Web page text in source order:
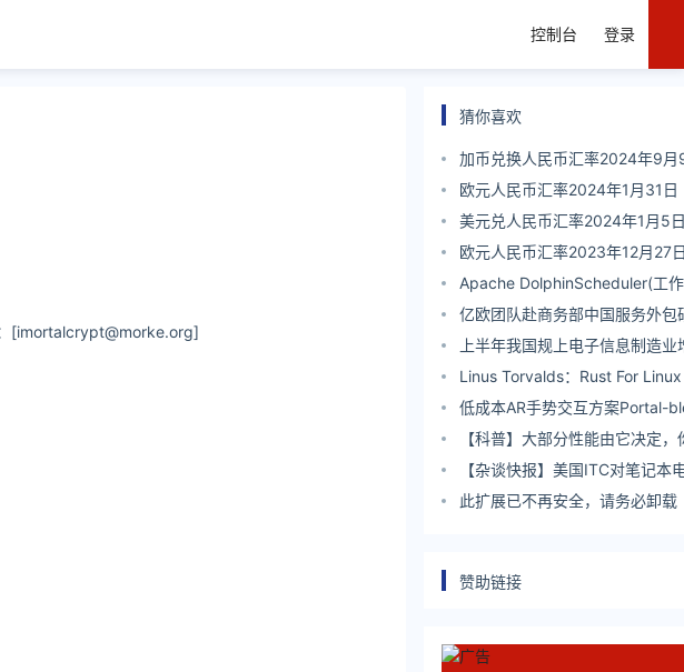
控制台 登录
[imortalcrypt@morke.org]
猜你喜欢
加币兑换人民币汇率2024年9月
欧元人民币汇率2024年1月31日
美元兑人民币汇率2024年1月5
欧元人民币汇率2023年12月27
Apache DolphinScheduler(工
系统)
亿欧团队赴商务部中国服务外包
学习 | 亿欧动态
上半年我国规上电子信息制造
长10.2%
Linus Torvalds：Rust For
到 Linux 5.20 内核中
低成本AR手势交互方案Portal-
【科普】大部分性能由它决定
光学传感器吗？
【杂谈快报】美国ITC对笔记本
等启动337调查，联想等列为被
此扩展已不再安全，请务必卸载
赞助链接